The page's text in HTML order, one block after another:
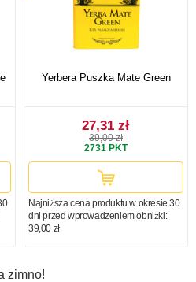
Yerbera Puszka Mate Green
27,31 zł
39,00 zł
2731 PKT
Najniższa cena produktu w okresie 30
dni przed wprowadzeniem obniżki:
39,00 zł
zimno!